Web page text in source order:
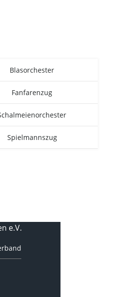
Blasorchester
Fanfarenzug
Spielmannszug
e.V.